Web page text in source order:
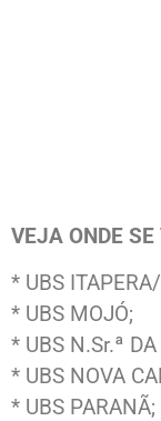
VEJA ONDE
* UBS
* UBS MOJÓ;
* UBS N.Sr.ª DA
* UBS NOVA
* UBS PARANÃ;